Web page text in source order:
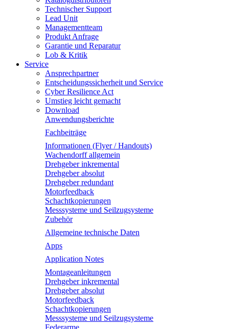
Technischer Support
Lead Unit
Managementteam
Produkt Anfrage
Garantie und Reparatur
Lob & Kritik
Service
Ansprechpartner
Entscheidungssicherheit und Service
Cyber Resilience Act
Umstieg leicht gemacht
Download
Anwendungsberichte
Fachbeiträge
Informationen (Flyer / Handouts)
Wachendorff allgemein
Drehgeber inkremental
Drehgeber absolut
Drehgeber redundant
Motorfeedback
Schachtkopierungen
Messsysteme und Seilzugsysteme
Zubehör
Allgemeine technische Daten
Apps
Application Notes
Montageanleitungen
Drehgeber inkremental
Drehgeber absolut
Motorfeedback
Schachtkopierungen
Messsysteme und Seilzugsysteme
Federarme